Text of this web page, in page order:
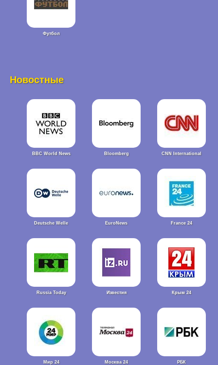
Футбол
Новостные
BBC World News Bloomberg CNN International
Deutsche Welle EuroNews France 24
Russia Today Известия Крым 24
Мир 24 Москва 24 РБК